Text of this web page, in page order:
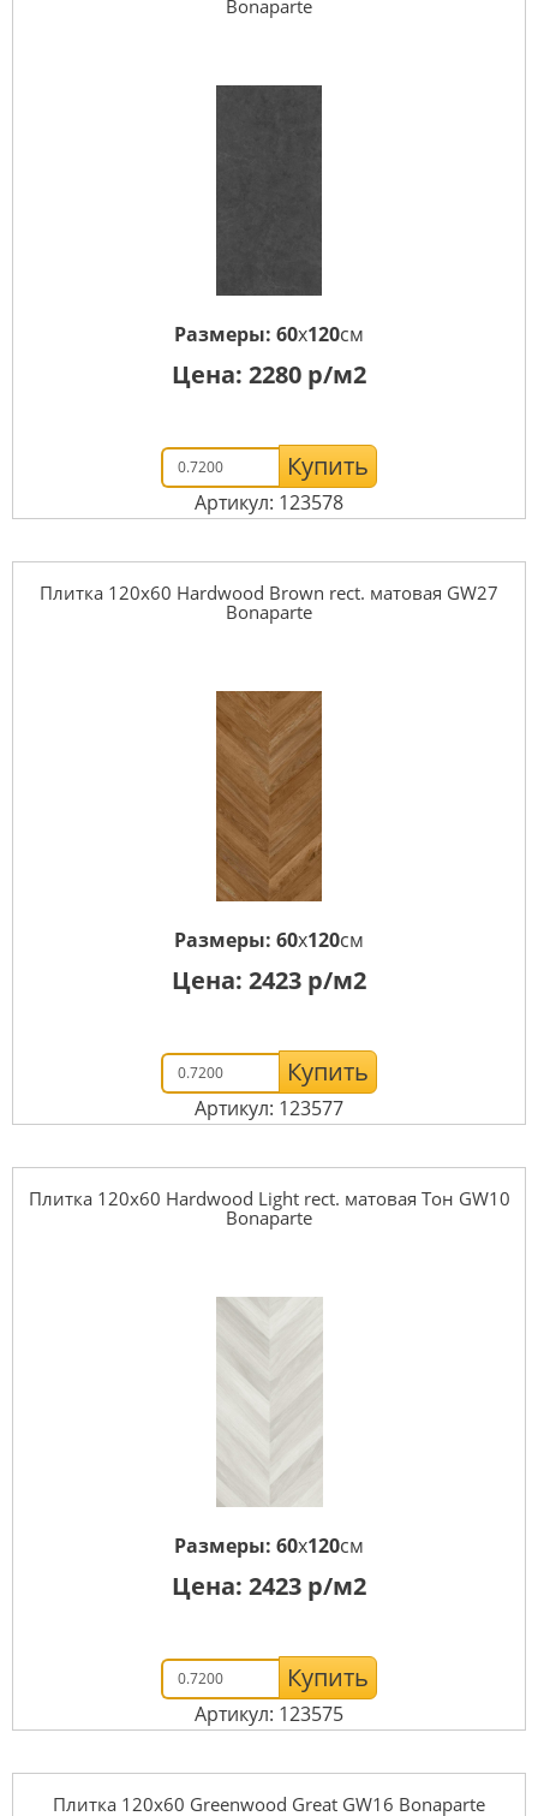
Bonaparte
Размеры: 60x120см
Цена: 2280 р/м2
Купить
Артикул: 123578
Плитка 120x60 Hardwood Brown rect. матовая GW27
Bonaparte
Размеры: 60x120см
Цена: 2423 р/м2
Купить
Артикул: 123577
Плитка 120x60 Hardwood Light rect. матовая Тон GW10
Bonaparte
Размеры: 60x120см
Цена: 2423 р/м2
Купить
Артикул: 123575
Плитка 120x60 Greenwood Great GW16 Bonaparte